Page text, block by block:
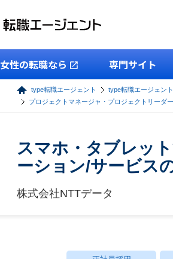
女性の転職なら 専門サイト
type転職エージェント type転職エージェン
プロジェクトマネージャ・プロジェクトリーダ
スマホ・タブレッ
ーション/サービス
株式会社NTTデータ